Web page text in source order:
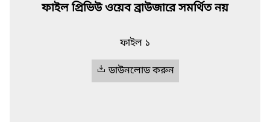
ফাইল প্রিভিউ ওয়েব ব্রাউজারে সমর্থিত নয়
ফাইল ১
ডাউনলোড করুন